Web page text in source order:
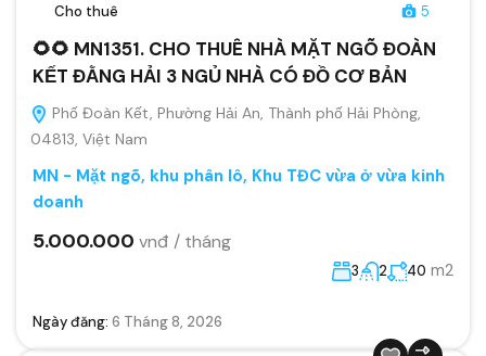
Cho thuê 5
🌻🌻 MN1351. CHO THUÊ NHÀ MẶT NGÕ ĐOÀN
KẾT ĐẰNG HẢI 3 NGỦ NHÀ CÓ ĐỒ CƠ BẢN
Phố Đoàn Kết, Phường Hải An, Thành phố Hải Phòng,
04813, Việt Nam
MN - Mặt ngõ, khu phân lô, Khu TĐC vừa ở vừa kinh
doanh
5.000.000 vnđ / tháng
3 2 40 m2
Ngày đăng: 6 Tháng 8, 2026